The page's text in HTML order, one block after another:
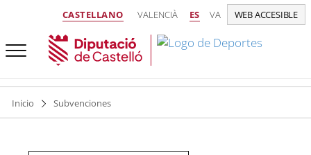
CASTELLANO VALENCIÀ ES VA WEB ACCESIBLE
Inicio Subvenciones